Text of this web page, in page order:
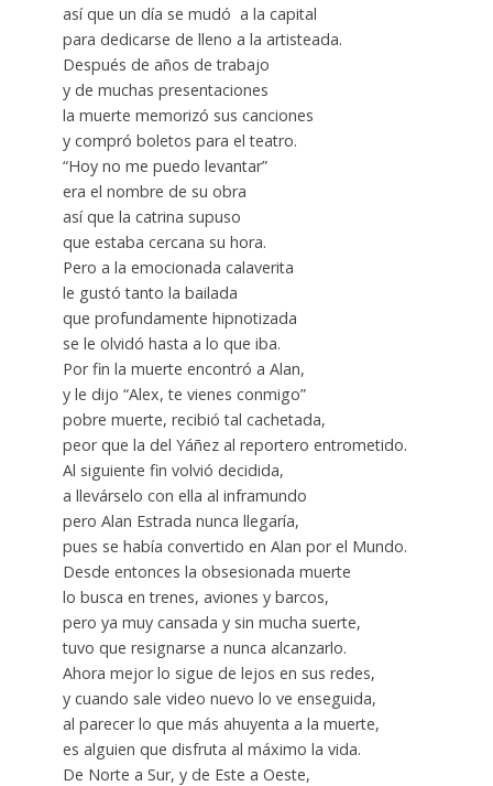
así que un día se mudó a la capital
para dedicarse de lleno a la artisteada.
Después de años de trabajo
y de muchas presentaciones
la muerte memorizó sus canciones
y compró boletos para el teatro.
“Hoy no me puedo levantar”
era el nombre de su obra
así que la catrina supuso
que estaba cercana su hora.
Pero a la emocionada calaverita
le gustó tanto la bailada
que profundamente hipnotizada
se le olvidó hasta a lo que iba.
Por fin la muerte encontró a Alan,
y le dijo “Alex, te vienes conmigo”
pobre muerte, recibió tal cachetada,
peor que la del Yáñez al reportero entrometido.
Al siguiente fin volvió decidida,
a llevárselo con ella al inframundo
pero Alan Estrada nunca llegaría,
pues se había convertido en Alan por el Mundo.
Desde entonces la obsesionada muerte
lo busca en trenes, aviones y barcos,
pero ya muy cansada y sin mucha suerte,
tuvo que resignarse a nunca alcanzarlo.
Ahora mejor lo sigue de lejos en sus redes,
y cuando sale video nuevo lo ve enseguida,
al parecer lo que más ahuyenta a la muerte,
es alguien que disfruta al máximo la vida.
De Norte a Sur, y de Este a Oeste,